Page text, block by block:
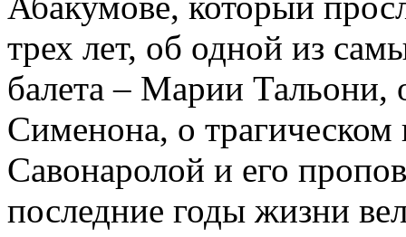
трех лет, об одной из
балета – Марии
Сименона, о трагическом
Савонаролой и его
последние годы жизни